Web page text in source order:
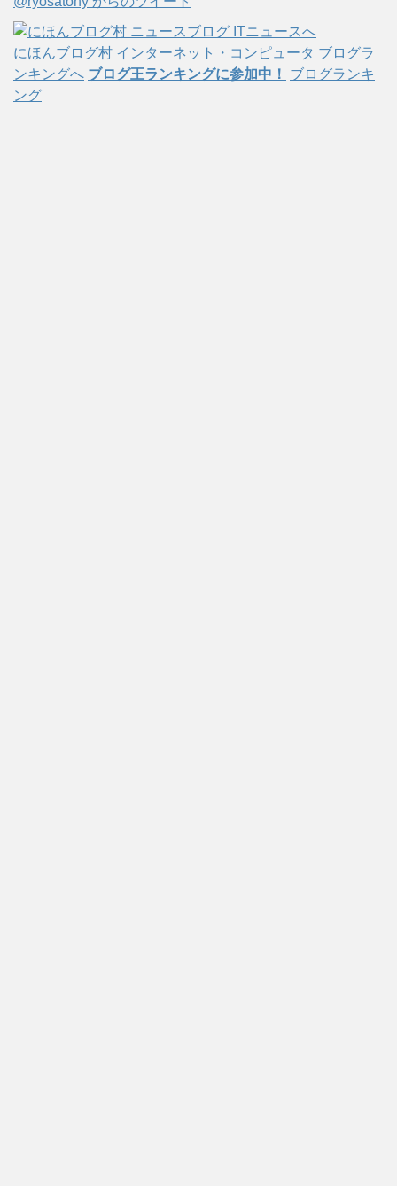
ブ
にほんブログ村 インターネット・コンピュータ ブログラ
ンキングへ ブログ王ランキングに参加中！
ブログランキ
ング